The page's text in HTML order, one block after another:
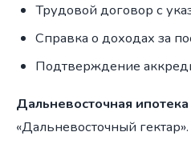
Трудовой договор с
Справка о доходах за
Подтверждение
Дальневосточная ипотека
«Дальневосточный